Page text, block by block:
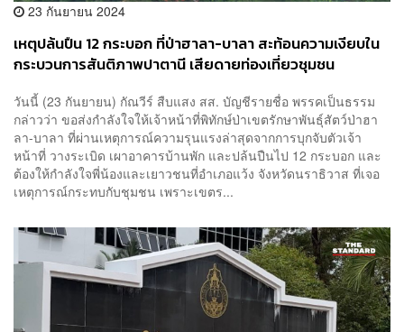
23 กันยายน 2024
เหตุปล้นปืน 12 กระบอก ที่ป่าฮาลา-บาลา สะท้อนความเงียบใน
กระบวนการสันติภาพปาตานี เสียดายท่องเที่ยวชุมชน
วันนี้ (23 กันยายน) กัณวีร์ สืบแสง สส. บัญชีรายชื่อ พรรคเป็นธรรม
กล่าวว่า ขอส่งกำลังใจให้เจ้าหน้าที่พิทักษ์ป่าเขตรักษาพันธุ์สัตว์ป่าฮา
ลา-บาลา ที่ผ่านเหตุการณ์ความรุนแรงล่าสุดจากการบุกจับตัวเจ้า
หน้าที่ วางระเบิด เผาอาคารบ้านพัก และปล้นปืนไป 12 กระบอก และ
ต้องให้กำลังใจพี่น้องและเยาวชนที่อำเภอแว้ง จังหวัดนราธิวาส ที่เจอ
เหตุการณ์กระทบกับชุมชน เพราะเขตร...